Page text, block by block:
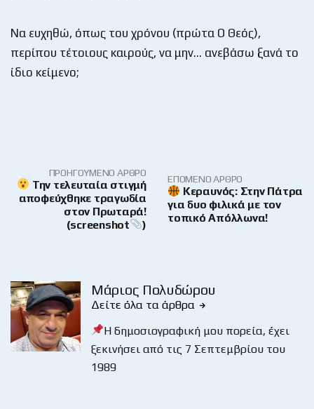
Να ευχηθώ, όπως του χρόνου (πρώτα Ο Θεός),
περίπου τέτοιους καιρούς, να μην… ανεβάσω ξανά το
ίδιο κείμενο;
ΠΡΟΗΓΟΎΜΕΝΟ ΆΡΘΡΟ
Την τελευταία στιγμή
αποφεύχθηκε τραγωδία
στον Πρωταρά!
(screenshot
)
ΕΠΌΜΕΝΟ ΆΡΘΡΟ
Κεραυνός: Στην Πάτρα
για δυο φιλικά με τον
τοπικό Απόλλωνα!
Μάριος Πολυδώρου
Δείτε όλα τα άρθρα
Η δημοσιογραφική μου πορεία, έχει
ξεκινήσει από τις 7 Σεπτεμβρίου του
1989